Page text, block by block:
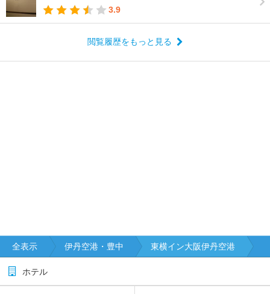
3.9
閲覧履歴をもっと見る
全表示 伊丹空港・豊中 東横イン大阪伊丹空港
ホテル